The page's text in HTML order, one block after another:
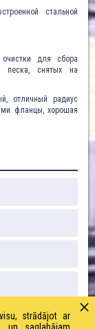
стальной
для сбора
песка, снятых на
отличный радиус
фланцы, хорошая
strādājot ar
un saglabājam